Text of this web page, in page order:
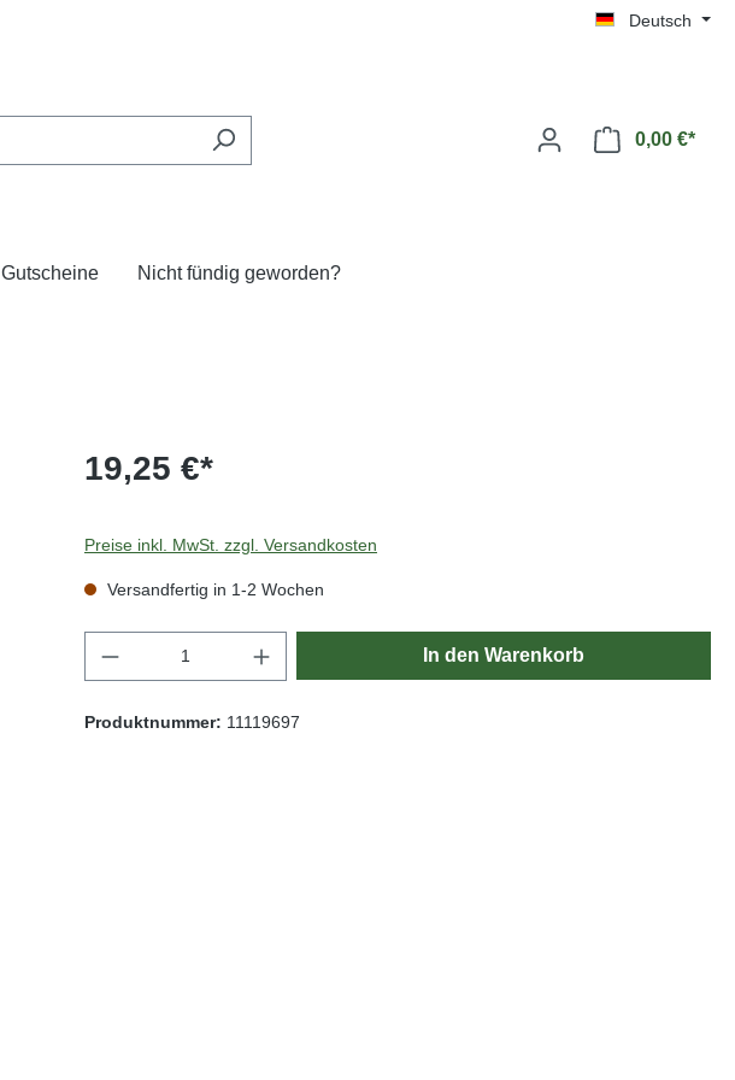
Deutsch
0,00 €*
Gutscheine Nicht fündig geworden?
19,25 €*
Preise inkl. MwSt. zzgl. Versandkosten
Versandfertig in 1-2 Wochen
Produkt Anzahl: Gib den gewünschten Wert ein
In den Warenkorb
Produktnummer: 11119697